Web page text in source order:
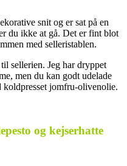
snit og er sat på en
du ikke at gå. Det er fint blot
med selleristablen.
sellerien. Jeg har dryppet
men du kan godt udelade
jomfru-olivenolie.
og kejserhatte